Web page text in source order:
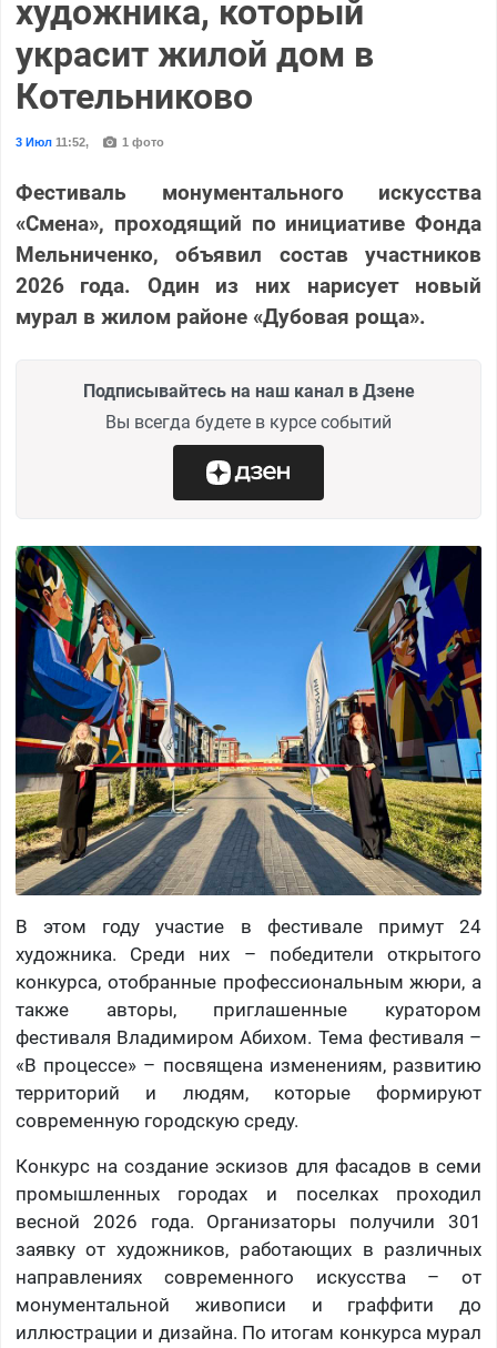
художника, который
украсит жилой дом в
Котельниково
3 Июл11:52, 1 фото
Фестиваль монументального искусства
«Смена», проходящий по инициативе Фонда
Мельниченко, объявил состав участников
2026 года. Один из них нарисует новый
мурал в жилом районе «Дубовая роща».
Подписывайтесь на наш канал в Дзене
Вы всегда будете в курсе событий
В этом году участие в фестивале примут 24
художника. Среди них – победители открытого
конкурса, отобранные профессиональным жюри, а
также авторы, приглашенные куратором
фестиваля Владимиром Абихом. Тема фестиваля –
«В процессе» – посвящена изменениям, развитию
территорий и людям, которые формируют
современную городскую среду.
Конкурс на создание эскизов для фасадов в семи
промышленных городах и поселках проходил
весной 2026 года. Организаторы получили 301
заявку от художников, работающих в различных
направлениях современного искусства – от
монументальной живописи и граффити до
иллюстрации и дизайна. По итогам конкурса мурал